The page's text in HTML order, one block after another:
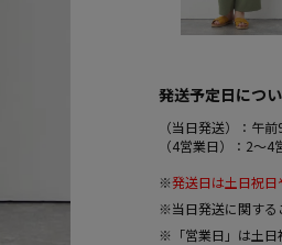
発送予定日につ
（当日発送）：午
（4営業日）：2～
※発送日は土日祝日
※当日発送に関する
※「営業日」は土日